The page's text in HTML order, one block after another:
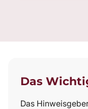
Das
Das